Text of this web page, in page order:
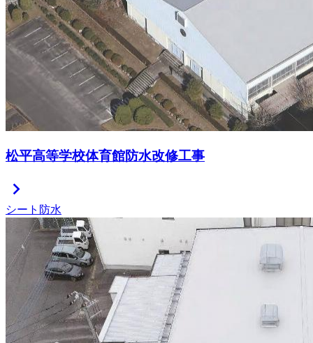
松平高等学校体育館防水改修工事
chevron_right
シート防水